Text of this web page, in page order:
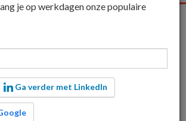
Waldmann
move’ van
je op werkdagen onze populaire
Ga verder met LinkedIn